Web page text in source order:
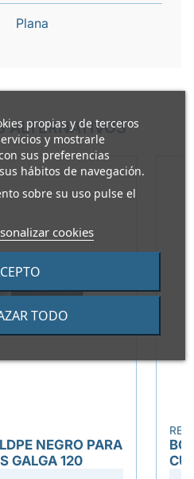
propias y de terceros
y mostrarle
sus preferencias
hábitos de navegación.
sobre su uso pulse el
cookies
TODO
Plana
ALTERNATIVOS
NEGRO PARA
GALGA 120